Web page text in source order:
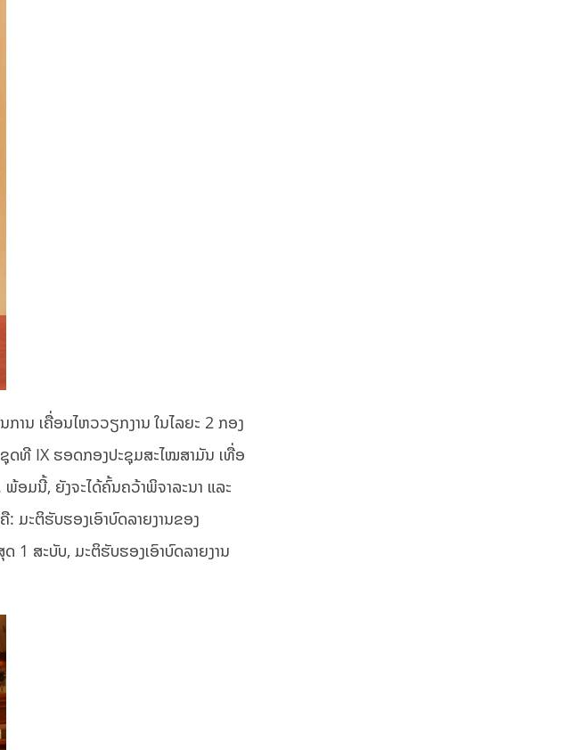
ານ ເຄື່ອນໄຫວວຽກງານ ໃນໄລຍະ 2 ກອງ
ດທີ IX ຮອດກອງປະຊຸມສະໄໝສາມັນ ເທື່ອ
ອມນີ້, ຍັງຈະໄດ້ຄົ້ນຄວ້າພິຈາລະນາ ແລະ
ມະຕິຮັບຮອງເອົາບົດລາຍງານຂອງ
1 ສະບັບ, ມະຕິຮັບຮອງເອົາບົດລາຍງານ